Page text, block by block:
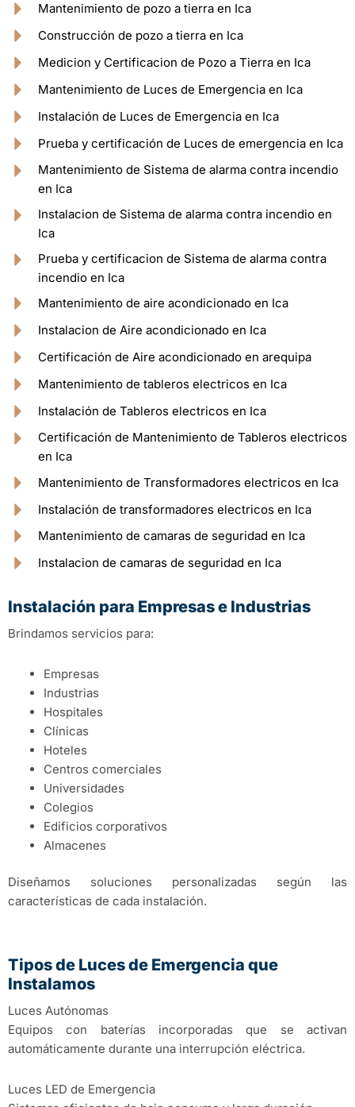
Mantenimiento de pozo a tierra en Ica
Construcción de pozo a tierra en Ica
Medicion y Certificacion de Pozo a Tierra en Ica
Mantenimiento de Luces de Emergencia en Ica
Instalación de Luces de Emergencia en Ica
Prueba y certificación de Luces de emergencia en Ica
Mantenimiento de Sistema de alarma contra incendio
en Ica
Instalacion de Sistema de alarma contra incendio en
Ica
Prueba y certificacion de Sistema de alarma contra
incendio en Ica
Mantenimiento de aire acondicionado en Ica
Instalacion de Aire acondicionado en Ica
Certificación de Aire acondicionado en arequipa
Mantenimiento de tableros electricos en Ica
Instalación de Tableros electricos en Ica
Certificación de Mantenimiento de Tableros electricos
en Ica
Mantenimiento de Transformadores electricos en Ica
Instalación de transformadores electricos en Ica
Mantenimiento de camaras de seguridad en Ica
Instalacion de camaras de seguridad en Ica
Instalación para Empresas e Industrias
Brindamos servicios para:
Empresas
Industrias
Hospitales
Clínicas
Hoteles
Centros comerciales
Universidades
Colegios
Edificios corporativos
Almacenes
Diseñamos soluciones personalizadas según las
características de cada instalación.
Tipos de Luces de Emergencia que
Instalamos
Luces Autónomas
Equipos con baterías incorporadas que se activan
automáticamente durante una interrupción eléctrica.
Luces LED de Emergencia